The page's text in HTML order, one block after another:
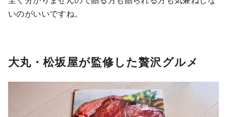
いのがいいですね。
大丸・松坂屋が監修した贅沢グルメ